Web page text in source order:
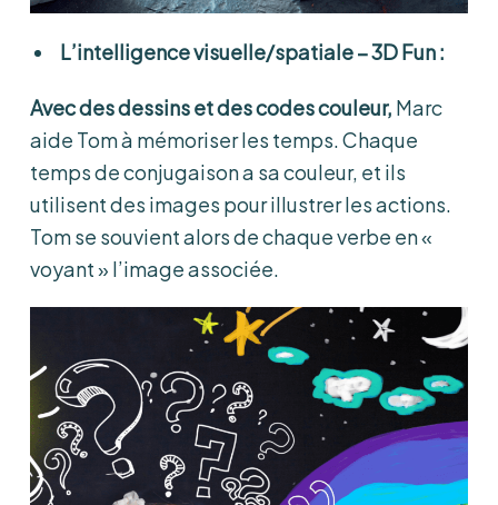
L’intelligence visuelle/spatiale – 3D Fun :
Avec des dessins et des codes couleur, Marc
aide Tom à mémoriser les temps. Chaque
temps de conjugaison a sa couleur, et ils
utilisent des images pour illustrer les actions.
Tom se souvient alors de chaque verbe en «
voyant » l’image associée.